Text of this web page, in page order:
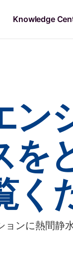
Knowledge
ン
を
ンに熱間静